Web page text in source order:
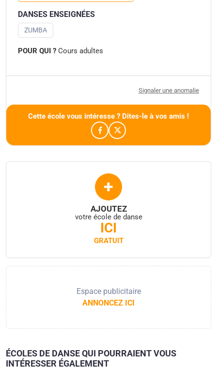
DANSES ENSEIGNÉES
ZUMBA
POUR QUI ? Cours adultes
Signaler une anomalie
Cette école vous intéresse ? Dites-le à vos amis !
+
AJOUTEZ
votre école de danse
ICI
GRATUIT
Espace publicitaire
ANNONCEZ ICI
ÉCOLES DE DANSE QUI POURRAIENT VOUS
INTÉRESSER ÉGALEMENT